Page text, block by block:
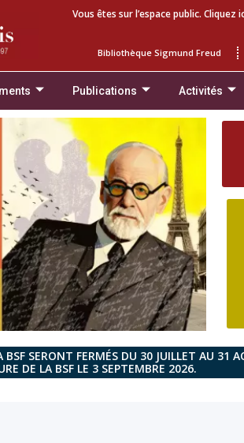
Vous êtes sur l’espace public.
Bibliothèque Sigmund Freud
Publications Activités
BSF SERONT FERMÉS DU 30 JUILLET AU 31
DE LA BSF LE 3 SEPTEMBRE 2026.